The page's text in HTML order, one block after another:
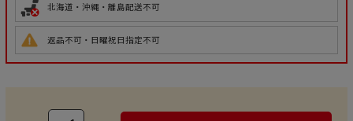
北海道・沖縄・離島配送不可
返品不可・日曜祝日指定不可